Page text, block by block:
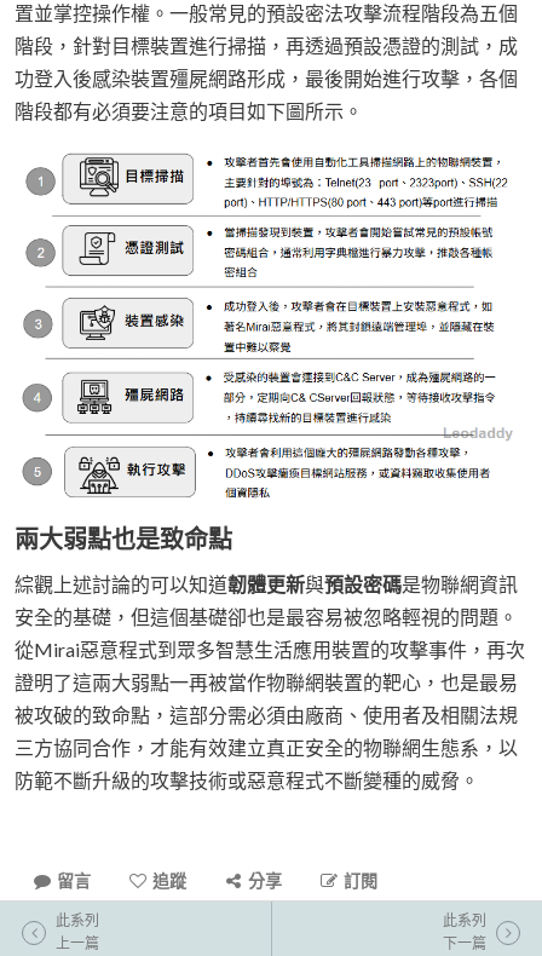
置並掌控操作權。一般常見的預設密法攻擊流程階段為五個
階段，針對目標裝置進行掃描，再透過預設憑證的測試，成
功登入後感染裝置殭屍網路形成，最後開始進行攻擊，各個
階段都有必須要注意的項目如下圖所示。
兩大弱點也是致命點
綜觀上述討論的可以知道韌體更新與預設密碼是物聯網資訊
安全的基礎，但這個基礎卻也是最容易被忽略輕視的問題。
從Mirai惡意程式到眾多智慧生活應用裝置的攻擊事件，再次
證明了這兩大弱點一再被當作物聯網裝置的靶心，也是最易
被攻破的致命點，這部分需必須由廠商、使用者及相關法規
三方協同合作，才能有效建立真正安全的物聯網生態系，以
防範不斷升級的攻擊技術或惡意程式不斷變種的威脅。
留言 追蹤 分享 訂閱
此系列
上一篇
此系列
下一篇